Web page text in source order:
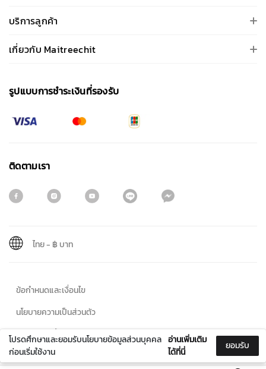
โปรดศึกษาและยอมรับนโยบายข้อมูลส่วนบุคคล
ก่อนเริ่มใช้งาน
อ่านเพิ่มเติม
ได้ที่นี่
ยอมรับ
บริการลูกค้า
เกี่ยวกับ Maitreechit
รูปแบบการชําระเงินที่รองรับ
ติดตามเรา
ข้อกำหนดและเงื่อนไข
นโยบายความเป็นส่วนตัว
นโยบายคุกกี้
ไทย- ฿ บาท
ชื่อ
นามสกุล